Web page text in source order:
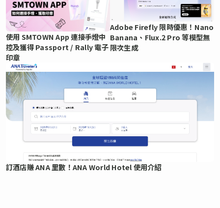
使用 SMTOWN App 連接手燈中
控及獲得 Passport / Rally 電子
印章
Adobe Firefly 限時優惠！Nano
Banana、Flux.2 Pro 等模型無
限次生成
訂酒店賺 ANA 里數！ANA World Hotel 使用介紹